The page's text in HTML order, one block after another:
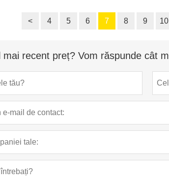
< 4 5 6 7 8 9 10
mai recent preț? Vom răspunde cât